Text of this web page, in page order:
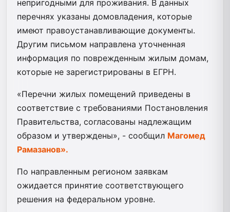
непригодными для проживания. В данных
перечнях указаны домовладения, которые
имеют правоустанавливающие документы.
Другим письмом направлена уточненная
информация по поврежденным жилым домам,
которые не зарегистрированы в ЕГРН.
«Перечни жилых помещений приведены в
соответствие с требованиями Постановления
Правительства, согласованы надлежащим
образом и утверждены», - сообщил Магомед
Рамазанов».
По направленным регионом заявкам
ожидается принятие соответствующего
решения на федеральном уровне.